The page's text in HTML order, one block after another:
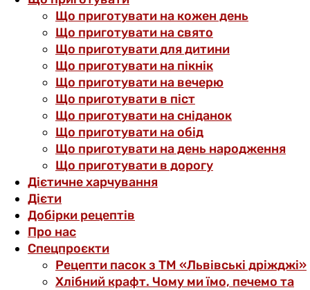
Що приготувати на кожен день
Що приготувати на свято
Що приготувати для дитини
Що приготувати на пікнік
Що приготувати на вечерю
Що приготувати в піст
Що приготувати на сніданок
Що приготувати на обід
Що приготувати на день народження
Що приготувати в дорогу
Дієтичне харчування
Дієти
Добірки рецептів
Про нас
Спецпроєкти
Рецепти пасок з ТМ «Львівські дріжджі»
Хлібний крафт. Чому ми їмо, печемо та